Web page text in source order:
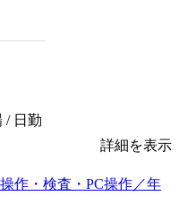
/ 日勤
詳細を表示